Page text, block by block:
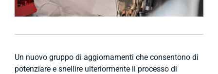
Un nuovo gruppo di aggiornamenti che consentono di
potenziare e snellire ulteriormente il processo di